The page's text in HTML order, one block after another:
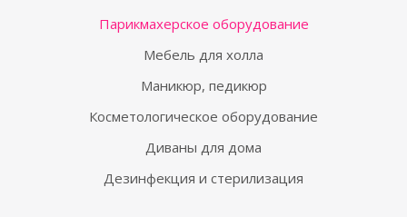
Парикмахерское оборудование
Мебель для холла
Маникюр, педикюр
Косметологическое оборудование
Диваны для дома
Дезинфекция и стерилизация